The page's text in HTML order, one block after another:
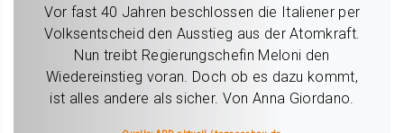
Vor fast 40 Jahren beschlossen die Italiener per
Volksentscheid den Ausstieg aus der Atomkraft.
Nun treibt Regierungschefin Meloni den
Wiedereinstieg voran. Doch ob es dazu kommt,
ist alles andere als sicher. Von Anna Giordano.